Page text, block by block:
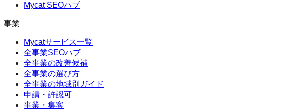
Mycat SEOハブ
事業
Mycatサービス一覧
全事業SEOハブ
全事業の改善候補
全事業の選び方
全事業の地域別ガイド
申請・許認可
事業・集客